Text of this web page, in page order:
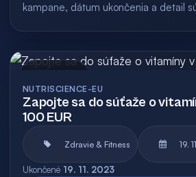
kampane, dátum ukončenia a detail
NUTRISCIENCE-EU
Zapojte sa do súťaže o
100 EUR
Zdravie & Fitness 19.
Ukončené 19. 11. 2023